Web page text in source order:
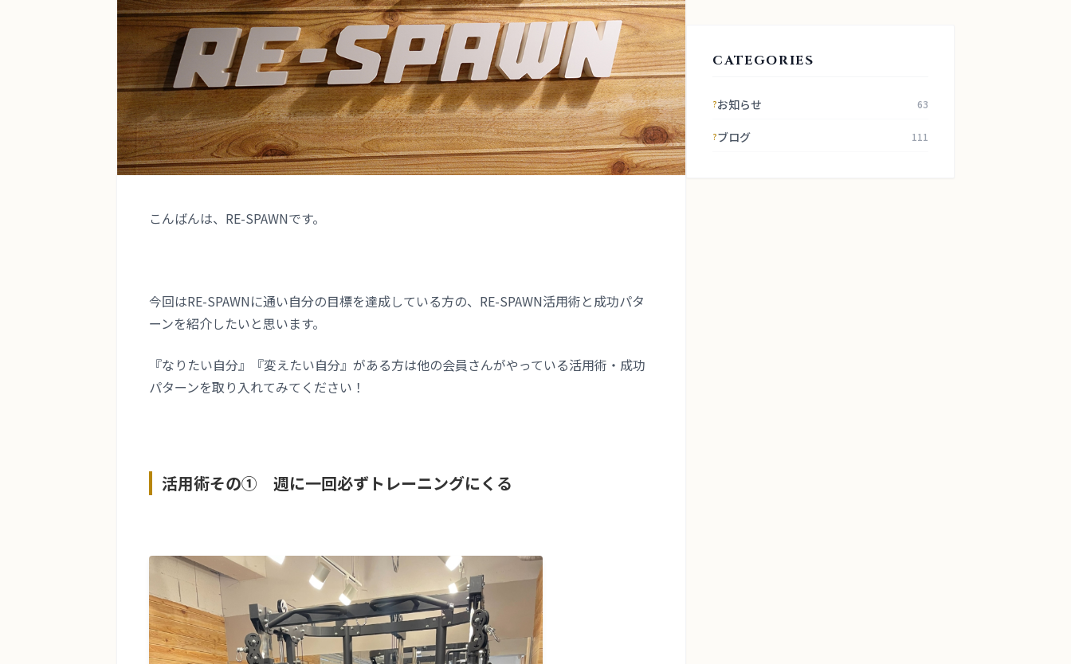
こんばんは、RE-SPAWNです。
今回はRE-SPAWNに通い自分の目標を達成している方の、RE-SPAWN活用術と成功パタ
ーンを紹介したいと思います。
『なりたい自分』『変えたい自分』がある方は他の会員さんがやっている活用術・成功
パターンを取り入れてみてください！
活用術その① 週に一回必ずトレーニングにくる
CATEGORIES
?お知らせ 63
?ブログ 111